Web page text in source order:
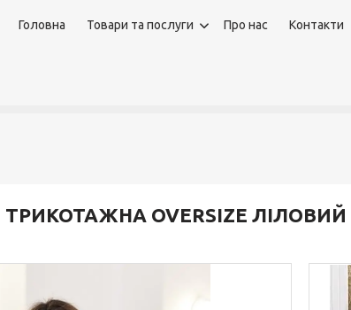
Головна Товари та послуги Про нас Контакти
ТРИКОТАЖНА OVERSIZE ЛІЛОВИЙ